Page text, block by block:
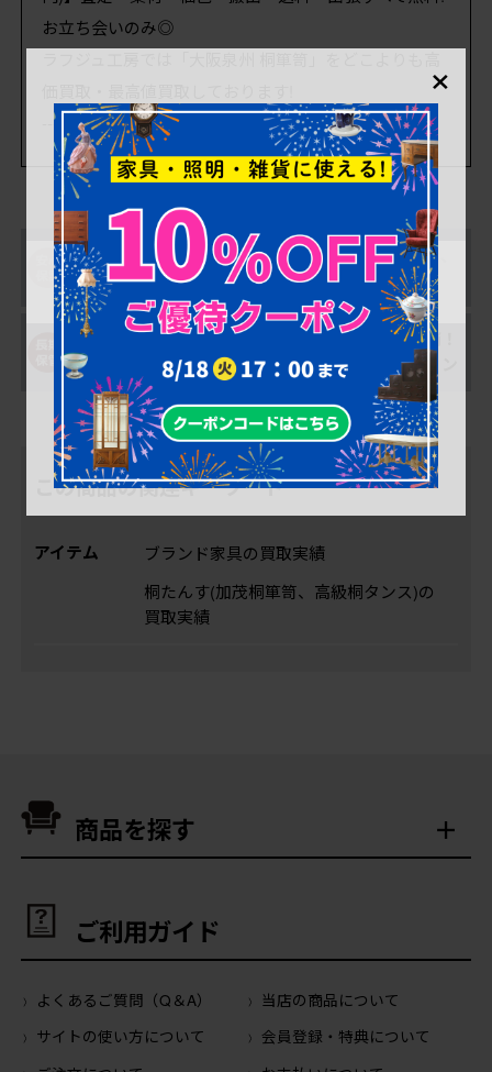
お立ち会いのみ◎
----------------------------------------------------------
購入後も安心！アフ
ター修理サポート
一部対象外を除き、
返品可能！
購入後、最大1年間
は無料で保管OK
搬入の不安を解消！
搬入安心オプション
この商品の関連キーワード
アイテム
ブランド家具の買取実績
桐たんす(加茂桐箪笥、高級桐タンス)の
買取実績
商品を探す
ご利用ガイド
よくあるご質問（Q＆A）
当店の商品について
サイトの使い方について
会員登録・特典について
×